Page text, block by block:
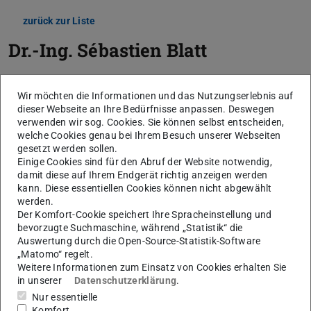
zurück zur Liste
Dr.-Ing. Sébastien Blatt
Wir möchten die Informationen und das Nutzungserlebnis auf
dieser Webseite an Ihre Bedürfnisse anpassen. Deswegen
verwenden wir sog. Cookies. Sie können selbst entscheiden,
welche Cookies genau bei Ihrem Besuch unserer Webseiten
gesetzt werden sollen.
Einige Cookies sind für den Abruf der Website notwendig,
damit diese auf Ihrem Endgerät richtig anzeigen werden
kann. Diese essentiellen Cookies können nicht abgewählt
werden.
Der Komfort-Cookie speichert Ihre Spracheinstellung und
bevorzugte Suchmaschine, während „Statistik“ die
Auswertung durch die Open-Source-Statistik-Software
„Matomo“ regelt.
Weitere Informationen zum Einsatz von Cookies erhalten Sie
in unserer
Datenschutzerklärung.
Nur essentielle